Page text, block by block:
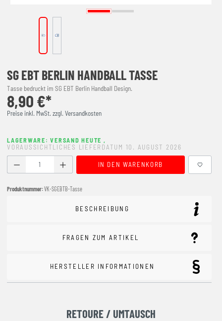
SG EBT BERLIN HANDBALL TASSE
Tasse bedruckt im SG EBT Berlin Handball Design.
8,90 €*
Preise inkl. MwSt. zzgl. Versandkosten
LAGERWARE: VERSAND HEUTE ,
VORAUSSICHTLICHES LIEFERDATUM 10. AUGUST 2026
Produkt Anzahl: Gib den gewünschten Wert ein oder
IN DEN WARENKORB
Produktnummer:VK-SGEBTB-Tasse
BESCHREIBUNG
FRAGEN ZUM ARTIKEL
HERSTELLER INFORMATIONEN
RETOURE / UMTAUSCH